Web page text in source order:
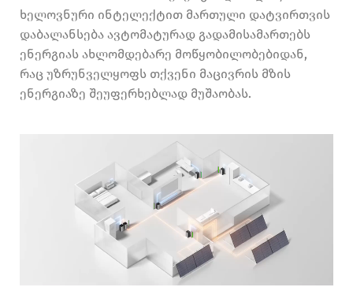
ხელოვნური ინტელექტით მართული დატვირთვის
დაბალანსება ავტომატურად გადამისამართებს
ენერგიას ახლომდებარე მოწყობილობებიდან,
რაც უზრუნველყოფს თქვენი მაცივრის მზის
ენერგიაზე შეუფერხებლად მუშაობას.